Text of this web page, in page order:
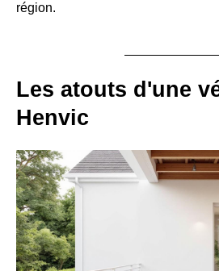
région.
Les atouts d'une
Henvic